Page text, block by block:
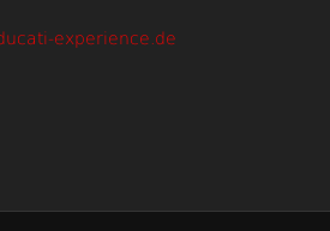
experience.de